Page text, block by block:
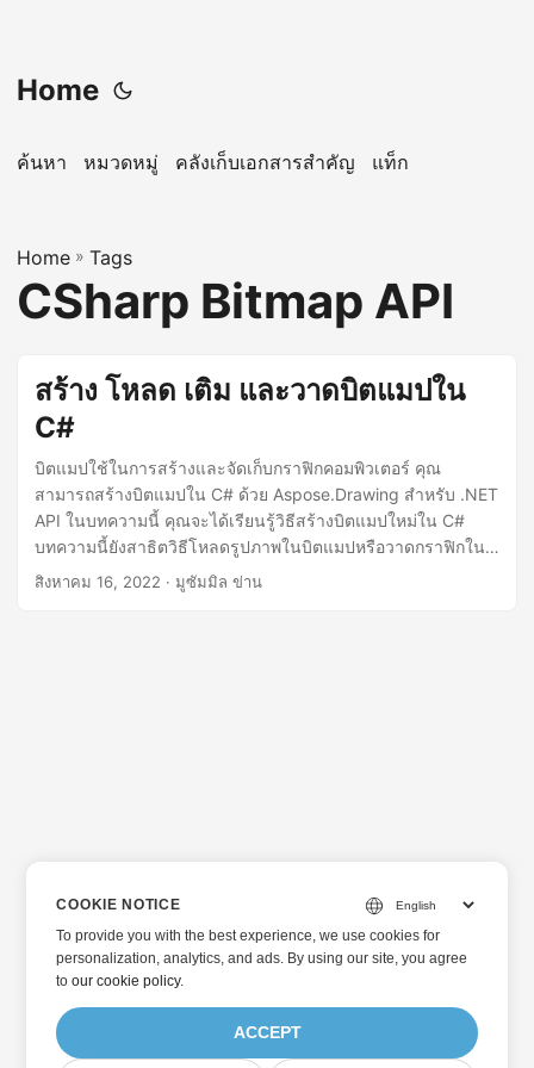
Home
ค้นหา หมวดหมู่ คลังเก็บเอกสารสำคัญ แท็ก
Home » Tags
CSharp Bitmap API
สร้าง โหลด เติม และวาดบิตแมปใน
C#
บิตแมปใช้ในการสร้างและจัดเก็บกราฟิกคอมพิวเตอร์ คุณ
สามารถสร้างบิตแมปใน C# ด้วย Aspose.Drawing สำหรับ .NET
API ในบทความนี้ คุณจะได้เรียนรู้วิธีสร้างบิตแมปใหม่ใน C#
บทความนี้ยังสาธิตวิธีโหลดรูปภาพในบิตแมปหรือวาดกราฟิกใน
บิตแมปโดยใช้ C#
สิงหาคม 16, 2022 · มูซัมมิล ข่าน
COOKIE NOTICE
To provide you with the best experience, we use cookies for
personalization, analytics, and ads. By using our site, you agree
toour cookie policy.
ACCEPT